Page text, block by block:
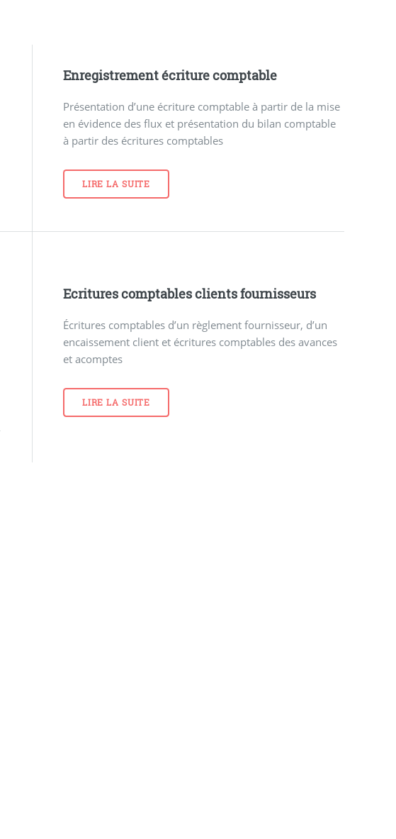
Enregistrement écriture comptable
Présentation d’une écriture comptable à partir de la mise
en évidence des flux et présentation du bilan comptable
à partir des écritures comptables
LIRE LA SUITE
Ecritures comptables clients fournisseurs
Écritures comptables d’un règlement fournisseur, d’un
encaissement client et écritures comptables des avances
et acomptes
LIRE LA SUITE